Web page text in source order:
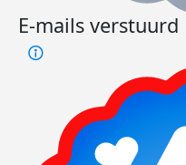
E-mails verstuurd